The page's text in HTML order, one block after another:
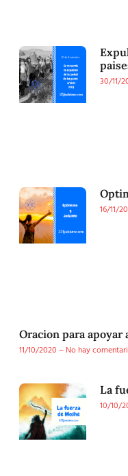
30/11/
16/11/
Oracion para
11/10/2020
No hay
La
10/10/